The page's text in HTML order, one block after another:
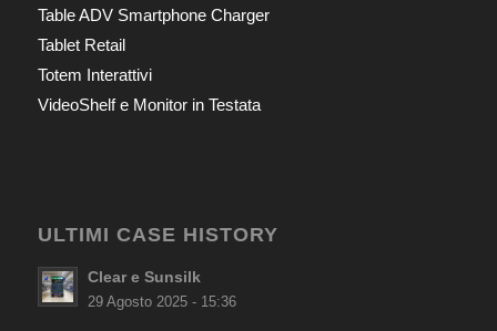
Table ADV Smartphone Charger
Tablet Retail
Totem Interattivi
VideoShelf e Monitor in Testata
ULTIMI CASE HISTORY
Clear e Sunsilk
29 Agosto 2025 - 15:36